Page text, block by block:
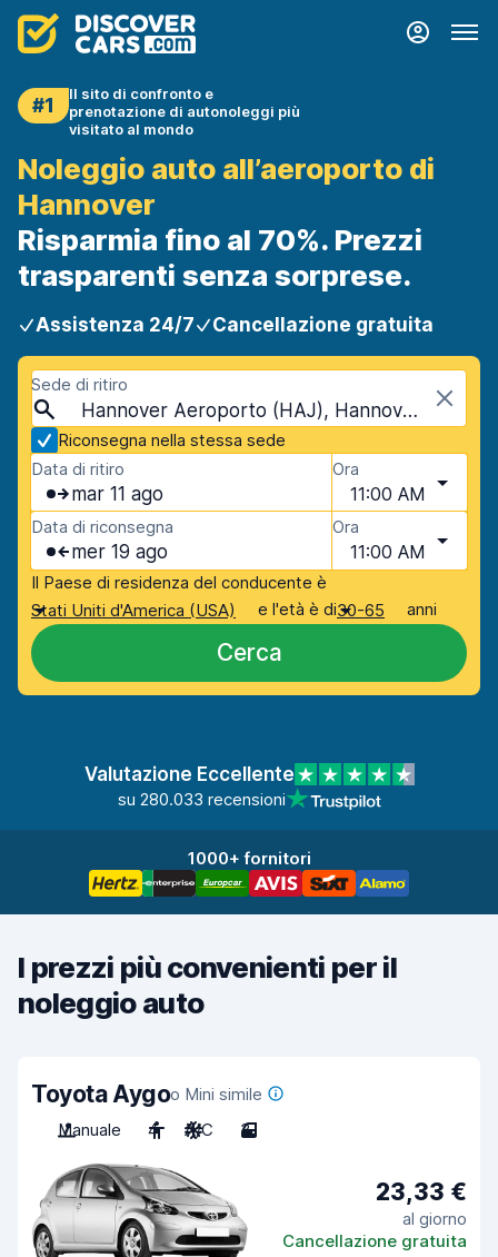
#1
Il sito di confronto e
prenotazione di autonoleggi più
visitato al mondo
Noleggio auto all’aeroporto di
Hannover
Risparmia fino al 70%. Prezzi
trasparenti senza sorprese.
Assistenza 24/7 Cancellazione gratuita
Sede di ritiro
Hannover Aeroporto (HAJ), Hannover, Germania
Riconsegna nella stessa sede
Data di ritiro
mar 11 ago
Ora
11:00 AM
Data di riconsegna
mer 19 ago
Ora
11:00 AM
Il Paese di residenza del conducente è
Stati Uniti d'America (USA)
e l'età è di30-65 anni
Cerca
Valutazione Eccellente
su 280.033 recensioni
1000+ fornitori
I prezzi più convenienti per il
noleggio auto
Toyota Aygoo Mini simile
Manuale
4 A/C 3
23,33 €
al giorno
Cancellazione gratuita